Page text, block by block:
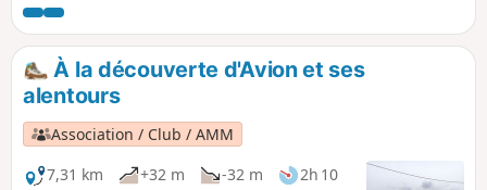
artificielle mystérieuse. Vous prendrez
ensuite la direction du terril 94 (terril
escalier) en passant par les bacs à schlamm
(stockage de restes miniers) et l'étang de
pêche de Harnes. Vous reviendrez par le
chemin longeant le canal de Lens.
À la découverte d'Avion et ses
alentours
Association / Club / AMM
7,31 km
+32 m -32 m
2h 10